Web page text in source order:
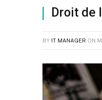
Droit de
BY IT MANAGER ON